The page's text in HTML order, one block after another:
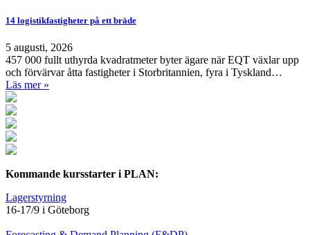
14 logistikfastigheter på ett bräde
5 augusti, 2026
457 000 fullt uthyrda kvadratmeter byter ägare när EQT växlar upp
och förvärvar åtta fastigheter i Storbritannien, fyra i Tyskland…
Läs mer »
Kommande kursstarter i PLAN:
Lagerstyrning
16-17/9 i Göteborg